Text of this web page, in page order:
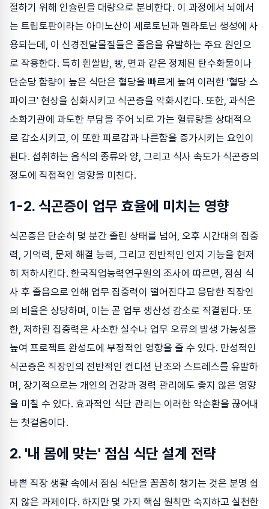
절하기 위해 인슐린을 대량으로 분비한다. 이 과정에서 뇌에서
는 트립토판이라는 아미노산이 세로토닌과 멜라토닌 생성에 사
용되는데, 이 신경전달물질들은 졸음을 유발하는 주요 원인으
로 작용한다. 특히 흰쌀밥, 빵, 면과 같은 정제된 탄수화물이나
단순당 함량이 높은 식단은 혈당을 빠르게 높여 이러한 '혈당 스
파이크' 현상을 심화시키고 식곤증을 악화시킨다. 또한, 과식은
소화기관에 과도한 부담을 주어 뇌로 가는 혈류량을 상대적으
로 감소시키고, 이 또한 피로감과 나른함을 증가시키는 요인이
된다. 섭취하는 음식의 종류와 양, 그리고 식사 속도가 식곤증의
정도에 직접적인 영향을 미친다.
1-2. 식곤증이 업무 효율에 미치는 영향
식곤증은 단순히 몇 분간 졸린 상태를 넘어, 오후 시간대의 집중
력, 기억력, 문제 해결 능력, 그리고 전반적인 인지 기능을 현저
히 저하시킨다. 한국직업능력연구원의 조사에 따르면, 점심 식
사 후 졸음으로 인해 업무 집중력이 떨어진다고 응답한 직장인
의 비율은 상당하며, 이는 곧 업무 생산성 감소로 직결된다. 또
한, 저하된 집중력은 사소한 실수나 업무 오류의 발생 가능성을
높여 프로젝트 완성도에 부정적인 영향을 줄 수 있다. 만성적인
식곤증은 직장인의 전반적인 컨디션 난조와 스트레스를 유발하
며, 장기적으로는 개인의 건강과 경력 관리에도 좋지 않은 영향
을 미칠 수 있다. 효과적인 식단 관리는 이러한 악순환을 끊어내
는 첫걸음이다.
2. '내 몸에 맞는' 점심 식단 설계 전략
바쁜 직장 생활 속에서 점심 식단을 꼼꼼히 챙기는 것은 분명 쉽
지 않은 과제이다. 하지만 몇 가지 핵심 원칙만 숙지하고 실천한